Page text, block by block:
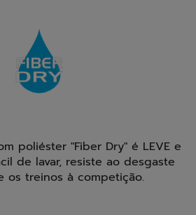
poliéster "Fiber Dry" é LEVE e
de lavar, resiste ao desgaste
os treinos à competição.